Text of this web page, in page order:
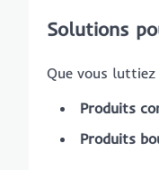
Solutions
Que vous luttiez
Produits
Produits